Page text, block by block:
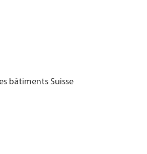
bâtiments Suisse